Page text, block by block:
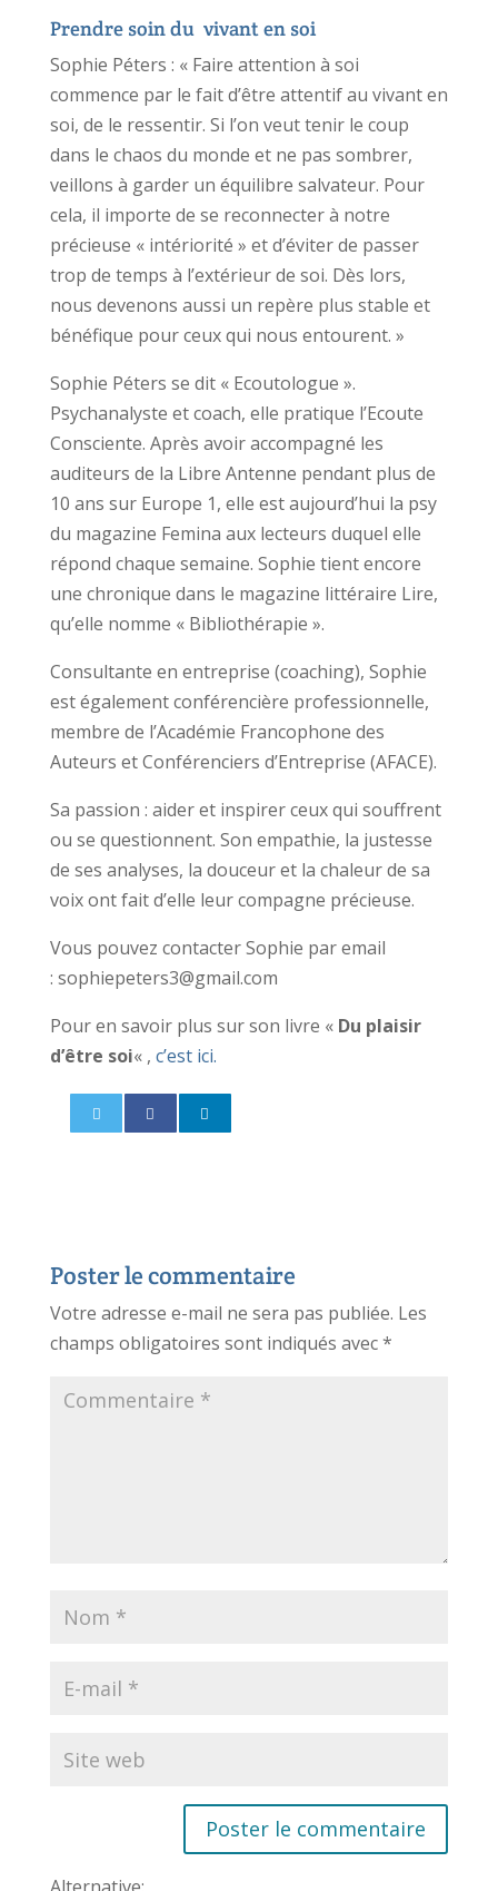
Prendre soin du vivant en soi
Sophie Péters : « Faire attention à soi
commence par le fait d’être attentif au vivant en
soi, de le ressentir. Si l’on veut tenir le coup
dans le chaos du monde et ne pas sombrer,
veillons à garder un équilibre salvateur. Pour
cela, il importe de se reconnecter à notre
précieuse « intériorité » et d’éviter de passer
trop de temps à l’extérieur de soi. Dès lors,
nous devenons aussi un repère plus stable et
bénéfique pour ceux qui nous entourent. »
Sophie Péters se dit « Ecoutologue ».
Psychanalyste et coach, elle pratique l’Ecoute
Consciente. Après avoir accompagné les
auditeurs de la Libre Antenne pendant plus de
10 ans sur Europe 1, elle est aujourd’hui la psy
du magazine Femina aux lecteurs duquel elle
répond chaque semaine. Sophie tient encore
une chronique dans le magazine littéraire Lire,
qu’elle nomme « Bibliothérapie ».
Consultante en entreprise (coaching), Sophie
est également conférencière professionnelle,
membre de l’Académie Francophone des
Auteurs et Conférenciers d’Entreprise (AFACE).
Sa passion : aider et inspirer ceux qui souffrent
ou se questionnent. Son empathie, la justesse
de ses analyses, la douceur et la chaleur de sa
voix ont fait d’elle leur compagne précieuse.
Vous pouvez contacter Sophie par email
: sophiepeters3@gmail.com
Pour en savoir plus sur son livre « Du plaisir
d’être soi« , c’est ici.
Poster le commentaire
Votre adresse e-mail ne sera pas publiée. Les
champs obligatoires sont indiqués avec*
Alternative: